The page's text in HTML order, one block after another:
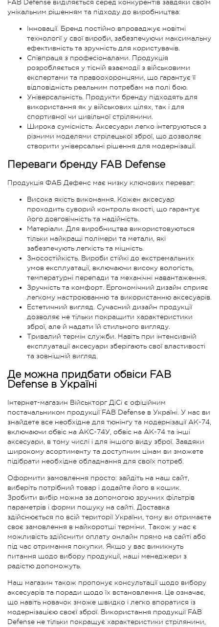
FAB Defense виділяється серед конкурентів завдяки своїм
унікальним рішенням та підходу до виробництва:
Інновації. Бренд постійно впроваджує новітні
технології у свої вироби, забезпечуючи максимальну
ефективність та зручність для користувачів.
Співпраця з професіоналами. Продукція
розробляється у тісній взаємодії з військовими
експертами та правоохоронцями, що гарантує її
відповідність реальним потребам на полі бою.
Універсальність. Продукти бренду підходять для
використання як у військових цілях, так і для
спортивної чи цивільної стрілянини.
Широка сумісність. Аксесуари легко інтегруються з
різними моделями стрілецької зброї, що дозволяє
створити універсальні рішення для модернізації.
Переваги бренду FAB Defense
Продукція ФАБ Дефенс має низку ключових переваг:
Висока якість виконання. Кожен аксесуар
проходить суворий контроль якості, що гарантує
його довговічність та надійність.
Матеріали. Для виробництва використовуються
тільки найкращі полімери та метали, які
забезпечують легкість та міцність.
Зносостійкість. Вироби стійкі до екстремальних
умов експлуатації, включаючи високу вологість,
температурні перепади та механічні навантаження.
Зручність та комфорт. Ергономічний дизайн сприяє
легкому настроюванню та використанню аксесуарів.
Естетичний вигляд. Сучасний дизайн продукції
дозволяє не тільки покращити характеристики
зброї, але й надати їй стильного вигляду.
Тривалий термін служби. Навіть при інтенсивній
експлуатації аксесуари зберігають свої властивості
та зовнішній вигляд.
Де можна придбати обвіси FAB
Defense в Україні
Інтернет-магазин Військторг ДіСі є офіційним
постачальником продукції FAB Defense в Україні. У нас ви
знайдете все необхідне для тюнінгу та модернізації АК-74,
включаючи обвіс на АКС-74У, обвіс на АК-74 та інші
аксесуари, в тому числі і для іншого виду зброї. Завдяки
широкому асортименту та доступним цінам ви зможете
підібрати необхідне обладнання для своїх потреб.
Оформити замовлення просто: зайдіть на наш сайт,
виберіть потрібний товар і додайте його в кошик.
Зробити вибір можна за допомогою зручних фільтрів
параметрів і форми пошуку на сайті. Доставка
здійснюється по всій території України, тому ви отримаєте
своє замовлення в найкоротші терміни. Також у нас є
можливість здійснити оплату онлайн прямо на сайті або
під час отримання покупки. Якщо у вас виникнуть
питання щодо вибору продукції, наші менеджери з
радістю допоможуть.
Наш магазин також пропонує консультації щодо вибору
аксесуарів та поради щодо їх встановлення. Це означає,
що навіть новачок зможе швидко і легко впоратися із
модернізацією своєї зброї. Використання продукції FAB
Defense не тільки покращує характеристики стрілянини,